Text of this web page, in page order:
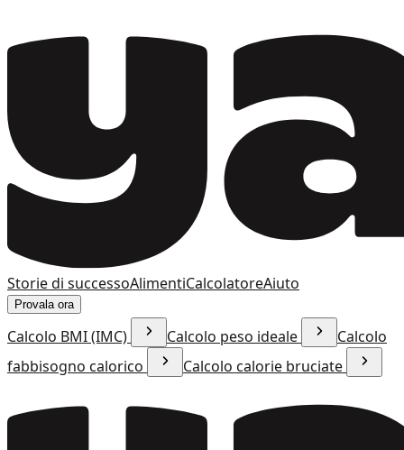
Storie di successoAlimentiCalcolatoreAiuto
Provala ora
Calcolo BMI (IMC) Calcolo peso ideale
Calcolo
fabbisogno calorico
Calcolo calorie bruciate